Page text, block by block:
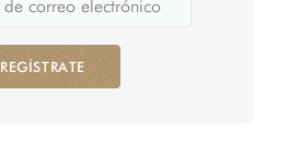
REGÍSTRATE